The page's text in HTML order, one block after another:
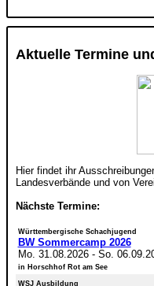
Aktuelle Termine
Hier findet ihr
Landesverbände und von
Nächste Termine:
Württembergische Schachjugend
BW Sommercamp 2026
Mo. 31.08.2026- So.
in Horschhof Rot am See
WSJ Ausbildung